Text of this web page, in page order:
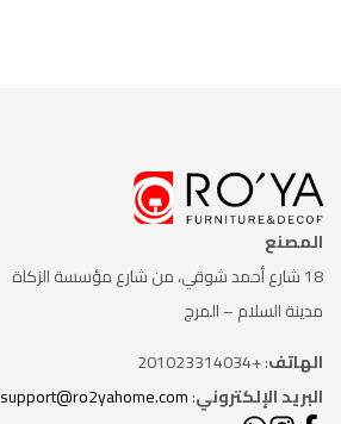
المصنع
18 شارع أحمد شوقي، من شارع
مؤسسة الزكاة
مدينة السلام – المرج
الهاتف: +201023314034
البريد الإلكتروني:
support@ro2yahome.com